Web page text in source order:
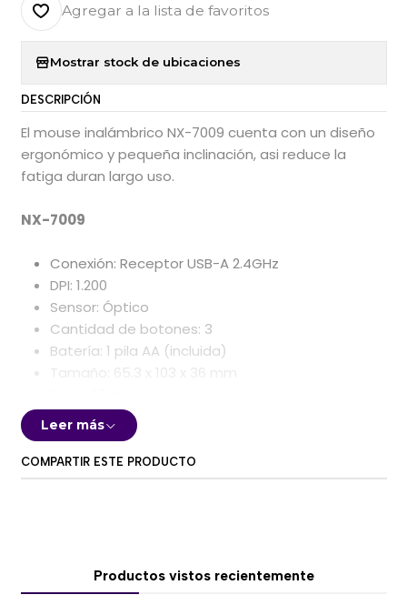
Agregar a la lista de favoritos
Mostrar stock de ubicaciones
DESCRIPCIÓN
El mouse inalámbrico NX-7009 cuenta con un diseño
ergonómico y pequeña inclinación, asi reduce la
fatiga duran largo uso.
NX-7009
Conexión: Receptor USB-A 2.4GHz
DPI: 1.200
Sensor: Óptico
Cantidad de botones: 3
Batería: 1 pila AA (incluida)
Tamaño: 65.3 x 103 x 36 mm
Compatibilidad: Windows, macOS
P/N:NX-7009 WHITE GREY
Leer más
COMPARTIR ESTE PRODUCTO
Productos vistos recientemente